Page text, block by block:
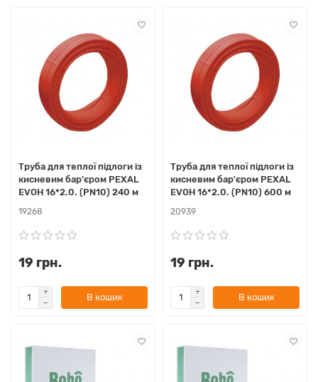
Труба для теплої підлоги із
кисневим бар'єром PEXAL
EVOH 16*2.0. (PN10) 240 м
19268
19 грн.
В кошик
Труба для теплої підлоги із
кисневим бар'єром PEXAL
EVOH 16*2.0. (PN10) 600 м
20939
19 грн.
В кошик